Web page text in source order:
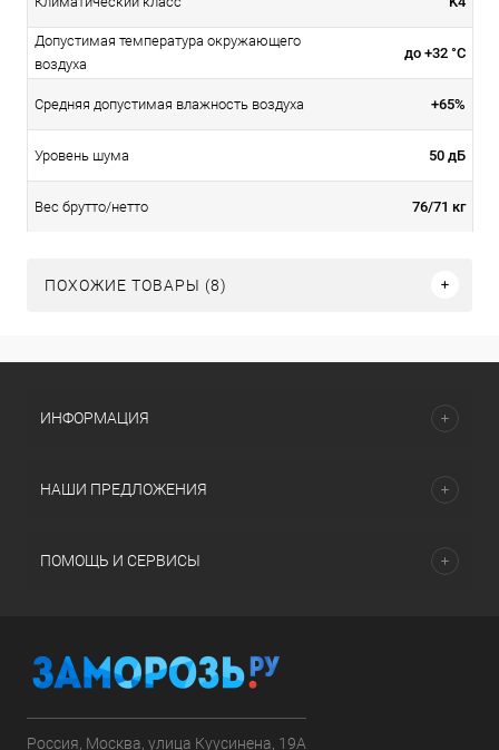
Допустимая температура окружающего
воздуха
до +32 °C
Средняя допустимая влажность воздуха +65%
Уровень шума 50 дБ
Вес брутто/нетто 76/71 кг
ПОХОЖИЕ ТОВАРЫ (8)
ИНФОРМАЦИЯ
НАШИ ПРЕДЛОЖЕНИЯ
ПОМОЩЬ И СЕРВИСЫ
Россия, Москва, улица Куусинена, 19А